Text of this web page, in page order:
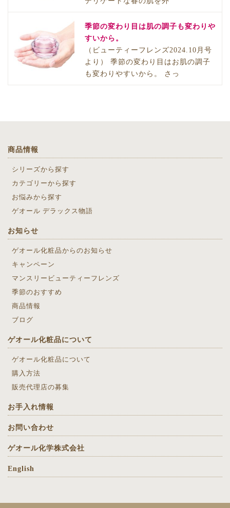
季節の変わり目は肌の調子も変わりや
すいから。
（ビューティーフレンズ2024.10月号
より） 季節の変わり目はお肌の調子
も変わりやすいから。 さっ
商品情報
シリーズから探す
カテゴリーから探す
お悩みから探す
ゲオール デラックス物語
お知らせ
ゲオール化粧品からのお知らせ
キャンペーン
マンスリービューティーフレンズ
季節のおすすめ
商品情報
ブログ
ゲオール化粧品について
ゲオール化粧品について
購入方法
販売代理店の募集
お手入れ情報
お問い合わせ
ゲオール化学株式会社
English